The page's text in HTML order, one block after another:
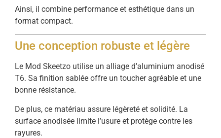
Ainsi, il combine performance et esthétique dans un
format compact.
Une conception robuste et légère
Le Mod Skeetzo utilise un alliage d’aluminium anodisé
T6. Sa finition sablée offre un toucher agréable et une
bonne résistance.
De plus, ce matériau assure légèreté et solidité. La
surface anodisée limite l’usure et protège contre les
rayures.